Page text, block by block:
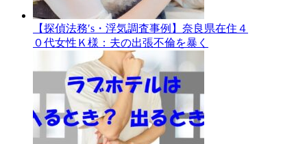
【探偵法務′s・浮気調査事例】奈良県在住４
０代女性Ｋ様：夫の出張不倫を暴く